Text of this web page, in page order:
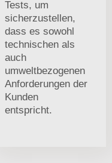
Tests, um
sicherzustellen,
dass es sowohl
technischen als
auch
umweltbezogenen
Anforderungen der
Kunden
entspricht.